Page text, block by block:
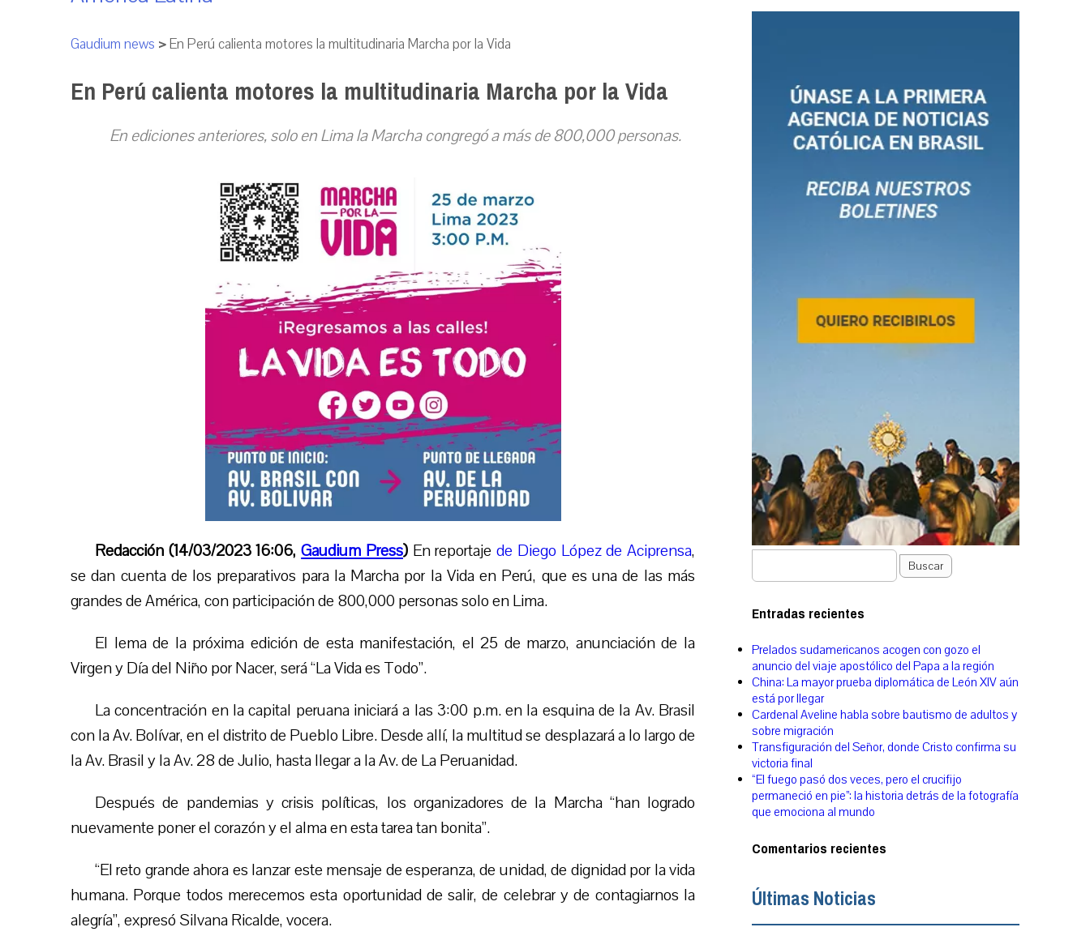
Gaudium news >En Perú calienta motores la multitudinaria Marcha por la Vida
En Perú calienta motores la multitudinaria Marcha por la Vida
En ediciones anteriores, solo en Lima la Marcha congregó a más de 800,000 personas.
Redacción (14/03/2023 16:06,Gaudium Press) En reportajede Diego López de Aciprensa,
se dan cuenta de los preparativos para la Marcha por la Vida en Perú, que es una de las más
grandes de América, con participación de 800,000 personas solo en Lima.
El lema de la próxima edición de esta manifestación, el 25 de marzo, anunciación de la
Virgen y Día del Niño por Nacer, será “La Vida es Todo”.
La concentración en la capital peruana iniciará a las 3:00 p.m. en la esquina de la Av. Brasil
con la Av. Bolívar, en el distrito de Pueblo Libre. Desde allí, la multitud se desplazará a lo largo de
la Av. Brasil y la Av. 28 de Julio, hasta llegar a la Av. de La Peruanidad.
Después de pandemias y crisis políticas, los organizadores de la Marcha “han logrado
nuevamente poner el corazón y el alma en esta tarea tan bonita”.
“El reto grande ahora es lanzar este mensaje de esperanza, de unidad, de dignidad por la vida
humana. Porque todos merecemos esta oportunidad de salir, de celebrar y de contagiarnos la
alegría”, expresó Silvana Ricalde, vocera.
Buscar
Entradas recientes
Prelados sudamericanos acogen con gozo el
anuncio del viaje apostólico del Papa a la región
China: La mayor prueba diplomática de León XIV aún
está por llegar
Cardenal Aveline habla sobre bautismo de adultos y
sobre migración
Transfiguración del Señor, donde Cristo confirma su
victoria final
“El fuego pasó dos veces, pero el crucifijo
permaneció en pie”: la historia detrás de la fotografía
que emociona al mundo
Comentarios recientes
Últimas Noticias